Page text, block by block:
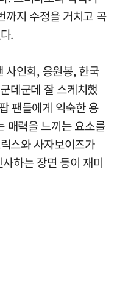
까지 수정을 거치고 곡
.
사인회, 응원봉, 한국
데군데 잘 스케치했
팬들에게 익숙한 용
매력을 느끼는 요소를
스와 사자보이즈가
하는 장면 등이 재미